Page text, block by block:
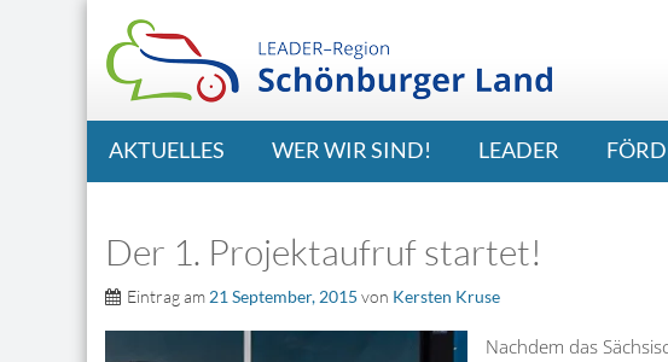
AKTUELLES WER WIR SIND! LEADER
Der 1. Projektaufruf startet!
Eintrag am 21 September, 2015 von Kersten Kruse
Nachdem das